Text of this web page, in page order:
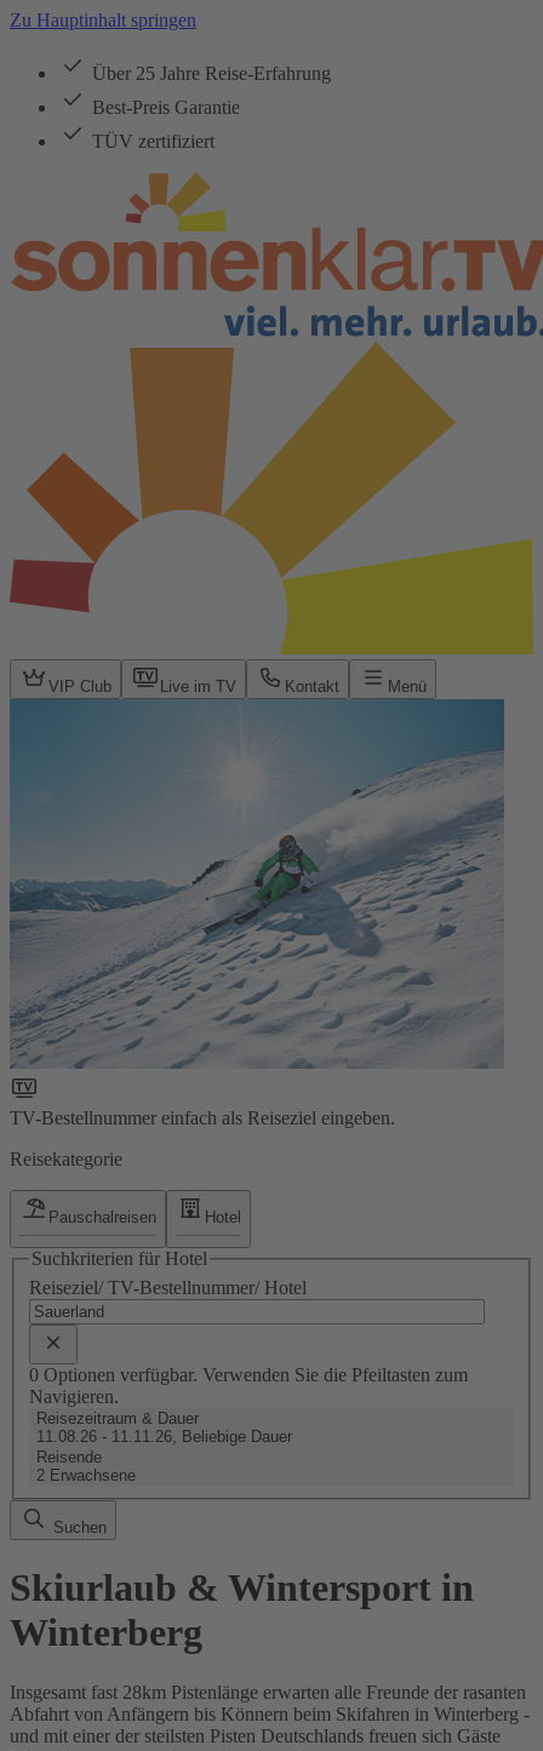
Zu Hauptinhalt springen
Über 25 Jahre Reise-Erfahrung
Best-Preis Garantie
TÜV zertifiziert
VIP Club Live im TV Kontakt Menü
TV-Bestellnummer einfach als Reiseziel eingeben.
Reisekategorie
Pauschalreisen Hotel
Suchkriterien für Hotel
Reiseziel/ TV-Bestellnummer/ Hotel
0 Optionen verfügbar. Verwenden Sie die Pfeiltasten zum
Navigieren.
Reisezeitraum & Dauer
11.08.26 - 11.11.26, Beliebige Dauer
Reisende
2 Erwachsene
Suchen
Skiurlaub & Wintersport in
Winterberg
Insgesamt fast 28km Pistenlänge erwarten alle Freunde der rasanten
Abfahrt von Anfängern bis Könnern beim Skifahren in Winterberg -
und mit einer der steilsten Pisten Deutschlands freuen sich Gäste